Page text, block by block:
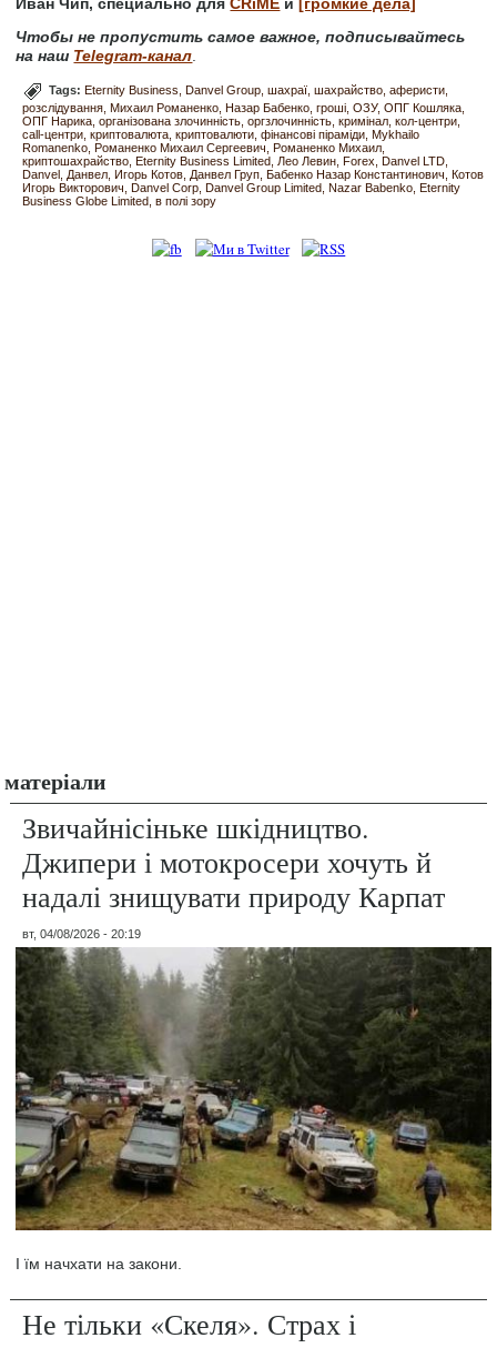
Чтобы не пропустить самое важное, подписывайтесь
на наш Telegram-канал
Tags:Eternity Business Danvel Group шахраї шахрайство аферисти
розслідування Михаил Романенко Назар Бабенко гроші ОЗУ ОПГ Кошляка
ОПГ Нарика організована злочинність оргзлочинність кримінал кол-центри
call-центри криптовалюта криптовалюти фінансові піраміди Mykhailo
Romanenko Романенко Михаил Сергеевич
Романенко Михаил
криптошахрайство Eternity Business Limited Лео Левин Forex
Danvel LTD
Danvel Данвел Игорь Котов Данвел Груп Бабенко Назар Константинович
Котов
Игорь Викторович
Danvel Corp Danvel Group Limited Nazar Babenko Eternity
Business Globe Limited в полі зору
матеріали
Звичайнісіньке шкідництво.
Джипери і мотокросери хочуть й
надалі знищувати природу Карпат
вт, 04/08/2026 - 20:19
І їм начхати на закони.
Не тільки «Скеля». Страх і